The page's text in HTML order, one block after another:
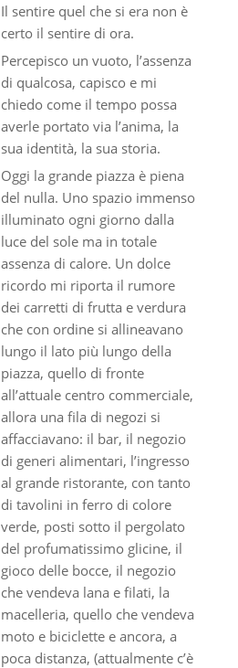
Il sentire quel che si era non è
certo il sentire di ora.
Percepisco un vuoto, l’assenza
di qualcosa, capisco e mi
chiedo come il tempo possa
averle portato via l’anima, la
sua identità, la sua storia.
Oggi la grande piazza è piena
del nulla. Uno spazio immenso
illuminato ogni giorno dalla
luce del sole ma in totale
assenza di calore. Un dolce
ricordo mi riporta il rumore
dei carretti di frutta e verdura
che con ordine si allineavano
lungo il lato più lungo della
piazza, quello di fronte
all’attuale centro commerciale,
allora una fila di negozi si
affacciavano: il bar, il negozio
di generi alimentari, l’ingresso
al grande ristorante, con tanto
di tavolini in ferro di colore
verde, posti sotto il pergolato
del profumatissimo glicine, il
gioco delle bocce, il negozio
che vendeva lana e filati, la
macelleria, quello che vendeva
moto e biciclette e ancora, a
poca distanza, (attualmente c’è